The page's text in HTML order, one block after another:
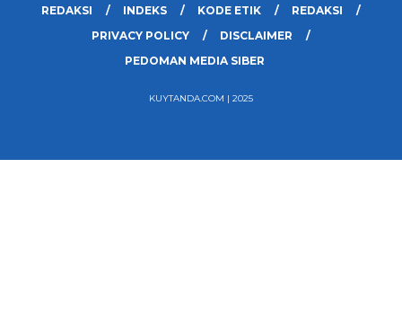
REDAKSI INDEKS KODE ETIK
REDAKSI
PRIVACY POLICY
DISCLAIMER
PEDOMAN MEDIA SIBER
KUYTANDA.COM | 2025